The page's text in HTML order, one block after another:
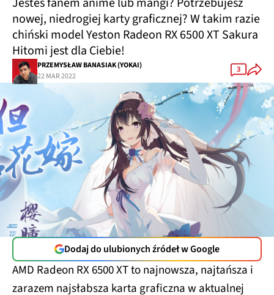
nowej, niedrogiej karty graficznej? W takim razie
chiński model Yeston Radeon RX 6500 XT Sakura
Hitomi jest dla Ciebie!
PRZEMYSŁAW BANASIAK (YOKAI)
22 MAR 2022
3
Dodaj do ulubionych źródeł w Google
AMD Radeon RX 6500 XT to najnowsza, najtańsza i
zarazem najsłabsza karta graficzna w aktualnej